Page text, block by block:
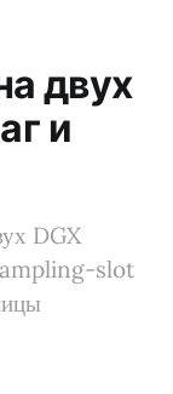
двух
и
DGX
slot